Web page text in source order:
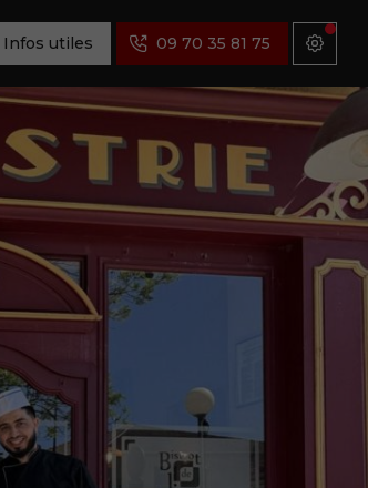
Infos utiles 09 70 35 81 75